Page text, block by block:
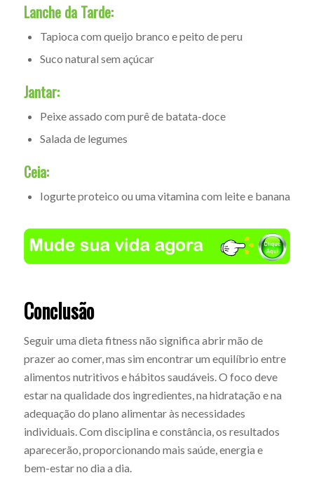
Lanche da Tarde:
Tapioca com queijo branco e peito de peru
Suco natural sem açúcar
Jantar:
Peixe assado com purê de batata-doce
Salada de legumes
Ceia:
Iogurte proteico ou uma vitamina com leite e banana
Conclusão
Seguir uma dieta fitness não significa abrir mão de
prazer ao comer, mas sim encontrar um equilíbrio entre
alimentos nutritivos e hábitos saudáveis. O foco deve
estar na qualidade dos ingredientes, na hidratação e na
adequação do plano alimentar às necessidades
individuais. Com disciplina e constância, os resultados
aparecerão, proporcionando mais saúde, energia e
bem-estar no dia a dia.